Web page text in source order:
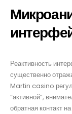
Реактивность
существенно
Martin casino
“активной”,
обратная контакт